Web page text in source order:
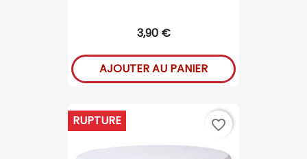
3,90 €
AJOUTER AU PANIER
RUPTURE favorite_border